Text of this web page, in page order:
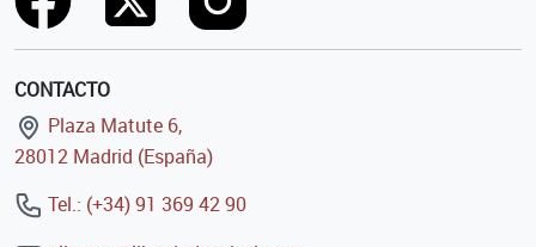
CONTACTO
Plaza Matute 6,
28012 Madrid (España)
Tel.: (+34) 91 369 42 90